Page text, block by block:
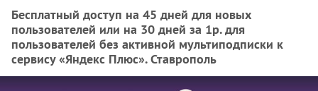
Бесплатный доступ на 45 дней для новых
пользователей или на 30 дней за 1р. для
пользователей без активной мультиподписки к
сервису «Яндекс Плюс». Ставрополь